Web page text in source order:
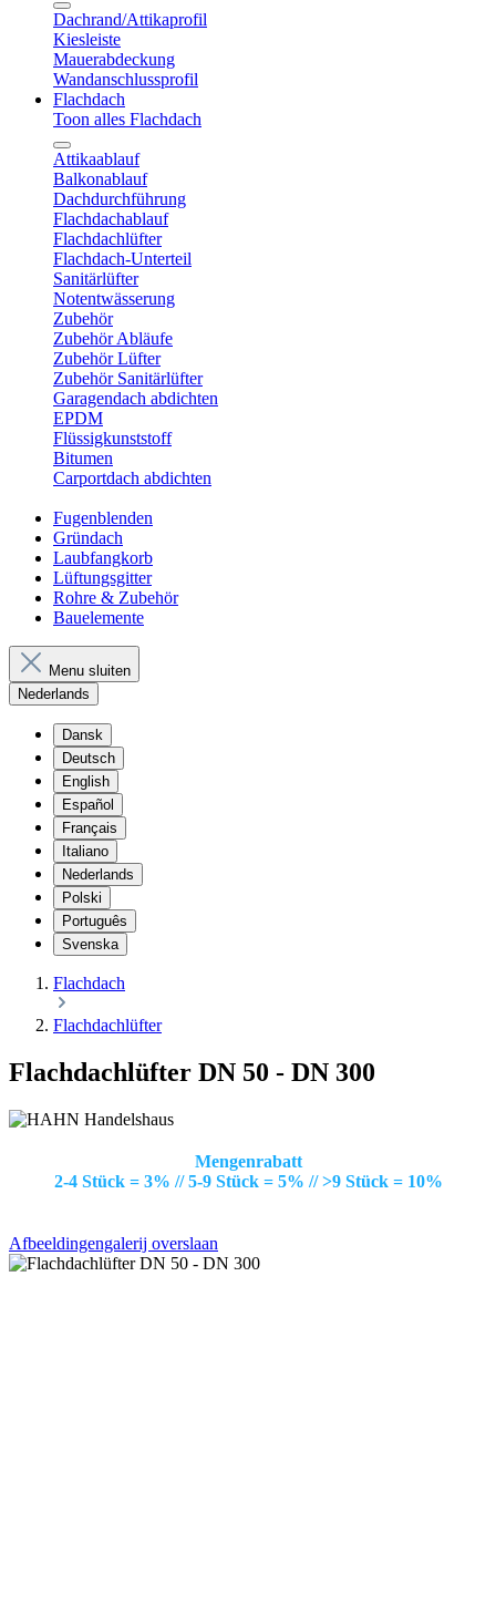
Dachrand/Attikaprofil
Kiesleiste
Mauerabdeckung
Wandanschlussprofil
Flachdach
Toon alles Flachdach
Attikaablauf
Balkonablauf
Dachdurchführung
Flachdachablauf
Flachdachlüfter
Flachdach-Unterteil
Sanitärlüfter
Notentwässerung
Zubehör
Zubehör Abläufe
Zubehör Lüfter
Zubehör Sanitärlüfter
Garagendach abdichten
EPDM
Flüssigkunststoff
Bitumen
Carportdach abdichten
Fugenblenden
Gründach
Laubfangkorb
Lüftungsgitter
Rohre & Zubehör
Bauelemente
Menu sluiten
Nederlands
Dansk
Deutsch
English
Español
Français
Italiano
Nederlands
Polski
Português
Svenska
Flachdach
Flachdachlüfter
Flachdachlüfter DN 50 - DN 300
Mengenrabatt
2-4 Stück = 3% // 5-9 Stück = 5% // >9 Stück = 10%
Afbeeldingengalerij overslaan